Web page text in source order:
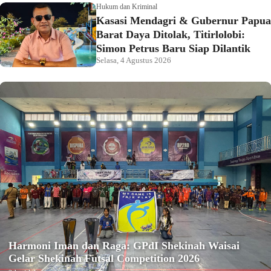
Hukum dan Kriminal
Kasasi Mendagri & Gubernur Papua
Barat Daya Ditolak, Titirlolobi:
Simon Petrus Baru Siap Dilantik
Selasa, 4 Agustus 2026
Harmoni Iman dan Raga: GPdI Shekinah Waisai
Gelar Shekinah Futsal Competition 2026